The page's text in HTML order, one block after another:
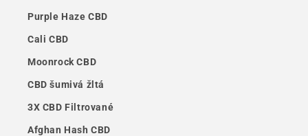
Purple Haze CBD
Cali CBD
Moonrock CBD
CBD šumivá žltá
3X CBD Filtrované
Afghan Hash CBD